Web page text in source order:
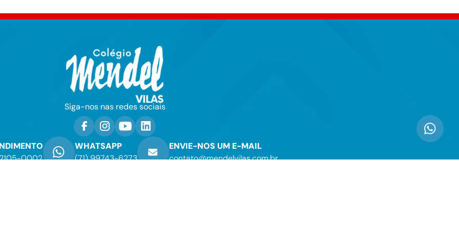
0002
WHATSAPP
(71) 99743-6273
ENVIE-NOS UM E-MAIL
contato@mendelvilas.com.br
Siga-nos nas redes sociais